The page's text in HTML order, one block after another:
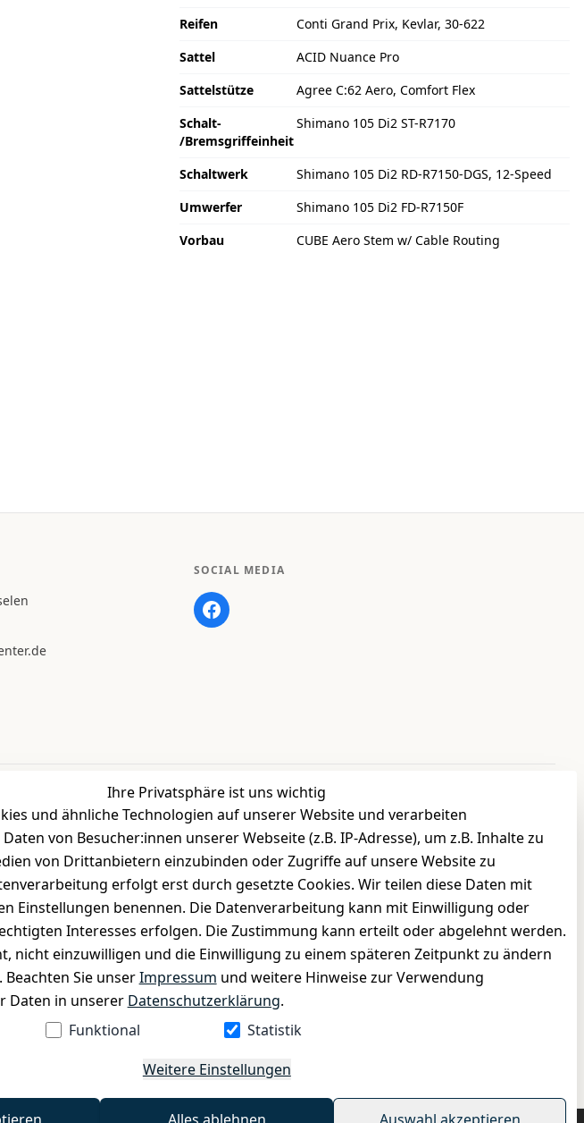
Reifen
Conti Grand Prix, Kevlar, 30-622
Sattel
ACID Nuance Pro
Sattelstütze
Agree C:62 Aero, Comfort Flex
Schalt-
/Bremsgriffeinheit
Shimano 105 Di2 ST-R7170
Schaltwerk
Shimano 105 Di2 RD-R7150-DGS, 12-Speed
Umwerfer
Shimano 105 Di2 FD-R7150F
Vorbau
CUBE Aero Stem w/ Cable Routing
Ihre Privatsphäre ist uns wichtig
und ähnliche Technologien auf unserer Website und verarbeiten
von Besucher:innen unserer Webseite (z.B. IP-Adresse), um z.B. Inhalte zu
von Drittanbietern einzubinden oder Zugriffe auf unsere Website zu
erfolgt erst durch gesetzte Cookies. Wir teilen diese Daten mit
Einstellungen benennen. Die Datenverarbeitung kann mit Einwilligung oder
Interesses erfolgen. Die Zustimmung kann erteilt oder abgelehnt werden.
nicht einzuwilligen und die Einwilligung zu einem späteren Zeitpunkt zu ändern
Sie unserImpressum und weitere Hinweise zur Verwendung
Daten in unserer Datenschutzerklärung.
Funktional
Statistik
Weitere Einstellungen
SOCIAL MEDIA
INFORMATIONEN
›
Batteriehinweis
›
Widerrufsrecht
› Impressum
›
Datenschutzerklärung
›
AGB
› Kontakt
Barrierefreiheitserklärung